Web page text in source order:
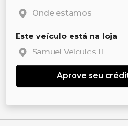
Onde estamos
Este veículo está na loja
Samuel Veículos II
Aprove seu